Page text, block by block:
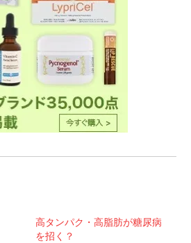
高タンパク・高脂肪が糖尿病
を招く？